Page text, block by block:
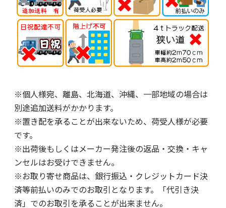
※個人様宛、離島、北海道、沖縄、一部地域の場合は
別途追加送料がかかります。
※置き配を承ることが出来ないため、荷受人様が必要
です。
※出荷後もしくはメーカー発注後の返品・交換・キャ
ンセルはお受けできません。
※お取り寄せ商品は、銀行振込・クレジットカード決
済等前払いのみでのお取引となります。「代引き決
済」でのお取引を承ることが出来ません。